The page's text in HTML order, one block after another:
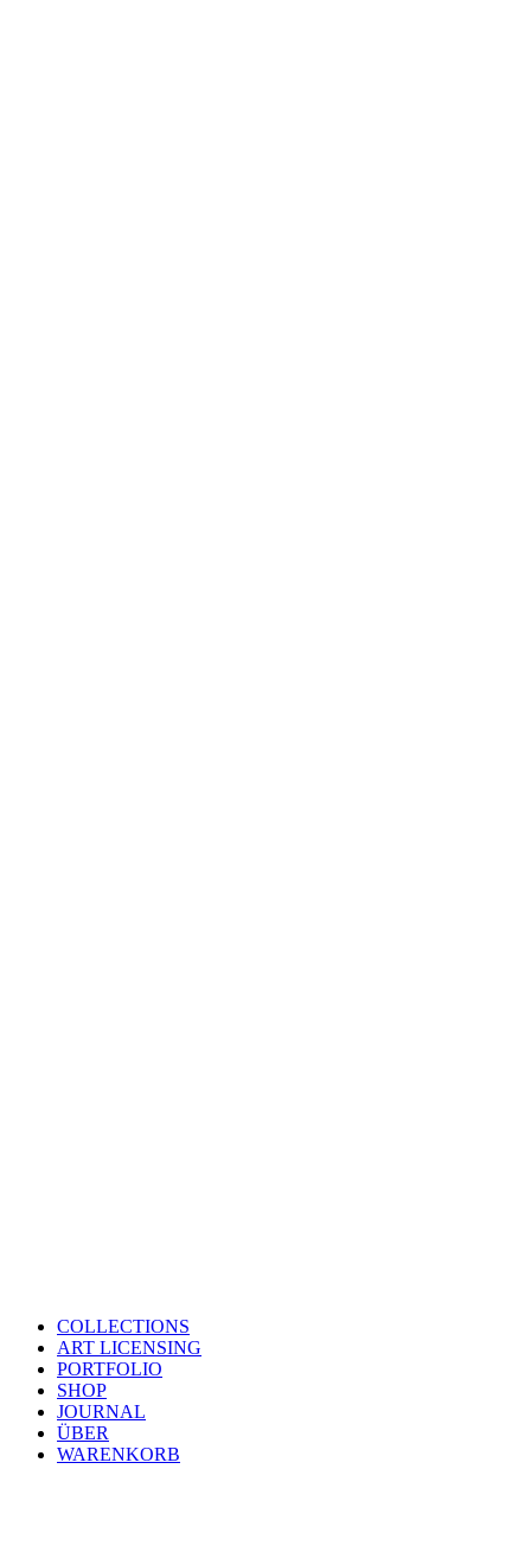
COLLECTIONS
ART LICENSING
PORTFOLIO
SHOP
JOURNAL
ÜBER
WARENKORB